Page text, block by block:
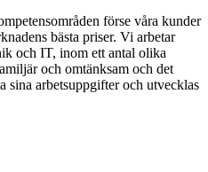
förse våra kunder
bästa priser. Vi arbetar
och IT, inom ett antal olika
och omtänksam och det
sina arbetsuppgifter och utvecklas